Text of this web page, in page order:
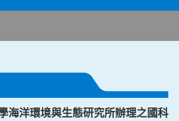
海洋環境與生態研究所辦理之國科